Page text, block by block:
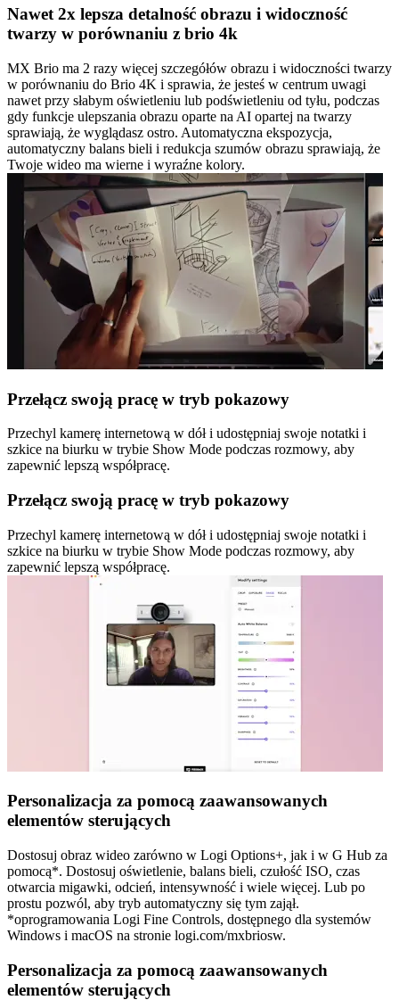
Nawet 2x lepsza detalność obrazu i widoczność
twarzy w porównaniu z brio 4k
MX Brio ma 2 razy więcej szczegółów obrazu i widoczności twarzy
w porównaniu do Brio 4K i sprawia, że jesteś w centrum uwagi
nawet przy słabym oświetleniu lub podświetleniu od tyłu, podczas
gdy funkcje ulepszania obrazu oparte na AI opartej na twarzy
sprawiają, że wyglądasz ostro. Automatyczna ekspozycja,
automatyczny balans bieli i redukcja szumów obrazu sprawiają, że
Twoje wideo ma wierne i wyraźne kolory.
Przełącz swoją pracę w tryb pokazowy
Przechyl kamerę internetową w dół i udostępniaj swoje notatki i
szkice na biurku w trybie Show Mode podczas rozmowy, aby
zapewnić lepszą współpracę.
Przełącz swoją pracę w tryb pokazowy
Przechyl kamerę internetową w dół i udostępniaj swoje notatki i
szkice na biurku w trybie Show Mode podczas rozmowy, aby
zapewnić lepszą współpracę.
Personalizacja za pomocą zaawansowanych
elementów sterujących
Dostosuj obraz wideo zarówno w Logi Options+, jak i w G Hub za
pomocą*. Dostosuj oświetlenie, balans bieli, czułość ISO, czas
otwarcia migawki, odcień, intensywność i wiele więcej. Lub po
prostu pozwól, aby tryb automatyczny się tym zajął.
*oprogramowania Logi Fine Controls, dostępnego dla systemów
Windows i macOS na stronie logi.com/mxbriosw.
Personalizacja za pomocą zaawansowanych
elementów sterujących